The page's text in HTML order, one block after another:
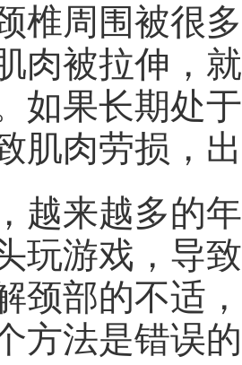
椎周围被很
肉被拉伸，
如果长期处
肌肉劳损，
来越多的年
玩游戏，导
颈部的不适
方法是错误